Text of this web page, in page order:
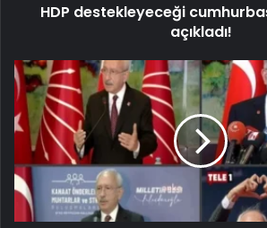
HDP destekleyeceği
açıkladı!